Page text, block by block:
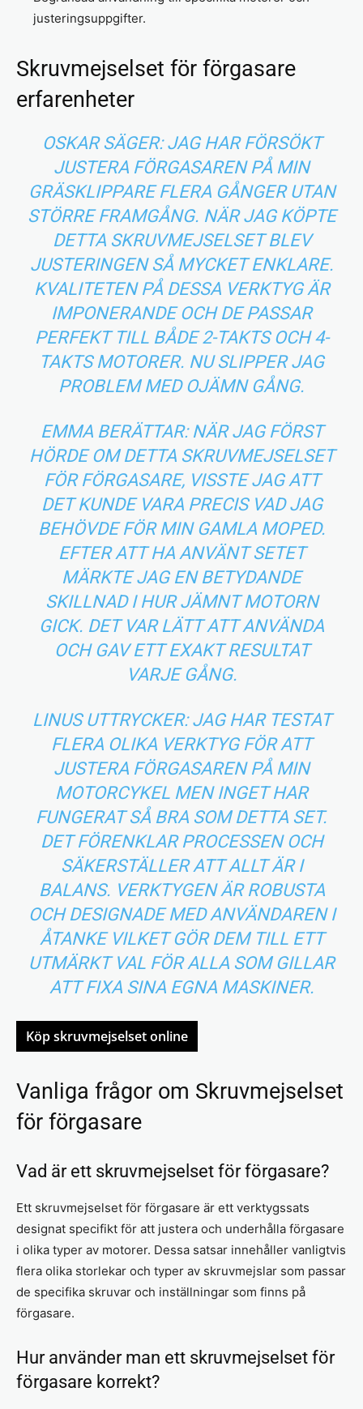
justeringsuppgifter.
Skruvmejselset för förgasare
erfarenheter
OSKAR SÄGER: JAG HAR FÖRSÖKT
JUSTERA FÖRGASAREN PÅ MIN
GRÄSKLIPPARE FLERA GÅNGER UTAN
STÖRRE FRAMGÅNG. NÄR JAG KÖPTE
DETTA SKRUVMEJSELSET BLEV
JUSTERINGEN SÅ MYCKET ENKLARE.
KVALITETEN PÅ DESSA VERKTYG ÄR
IMPONERANDE OCH DE PASSAR
PERFEKT TILL BÅDE 2-TAKTS OCH 4-
TAKTS MOTORER. NU SLIPPER JAG
PROBLEM MED OJÄMN GÅNG.
EMMA BERÄTTAR: NÄR JAG FÖRST
HÖRDE OM DETTA SKRUVMEJSELSET
FÖR FÖRGASARE, VISSTE JAG ATT
DET KUNDE VARA PRECIS VAD JAG
BEHÖVDE FÖR MIN GAMLA MOPED.
EFTER ATT HA ANVÄNT SETET
MÄRKTE JAG EN BETYDANDE
SKILLNAD I HUR JÄMNT MOTORN
GICK. DET VAR LÄTT ATT ANVÄNDA
OCH GAV ETT EXAKT RESULTAT
VARJE GÅNG.
LINUS UTTRYCKER: JAG HAR TESTAT
FLERA OLIKA VERKTYG FÖR ATT
JUSTERA FÖRGASAREN PÅ MIN
MOTORCYKEL MEN INGET HAR
FUNGERAT SÅ BRA SOM DETTA SET.
DET FÖRENKLAR PROCESSEN OCH
SÄKERSTÄLLER ATT ALLT ÄR I
BALANS. VERKTYGEN ÄR ROBUSTA
OCH DESIGNADE MED ANVÄNDAREN I
ÅTANKE VILKET GÖR DEM TILL ETT
UTMÄRKT VAL FÖR ALLA SOM GILLAR
ATT FIXA SINA EGNA MASKINER.
Köp skruvmejselset online
Vanliga frågor om Skruvmejselset
för förgasare
Vad är ett skruvmejselset för förgasare?
Ett skruvmejselset för förgasare är ett verktygssats
designat specifikt för att justera och underhålla förgasare
i olika typer av motorer. Dessa satsar innehåller vanligtvis
flera olika storlekar och typer av skruvmejslar som passar
de specifika skruvar och inställningar som finns på
förgasare.
Hur använder man ett skruvmejselset för
förgasare korrekt?